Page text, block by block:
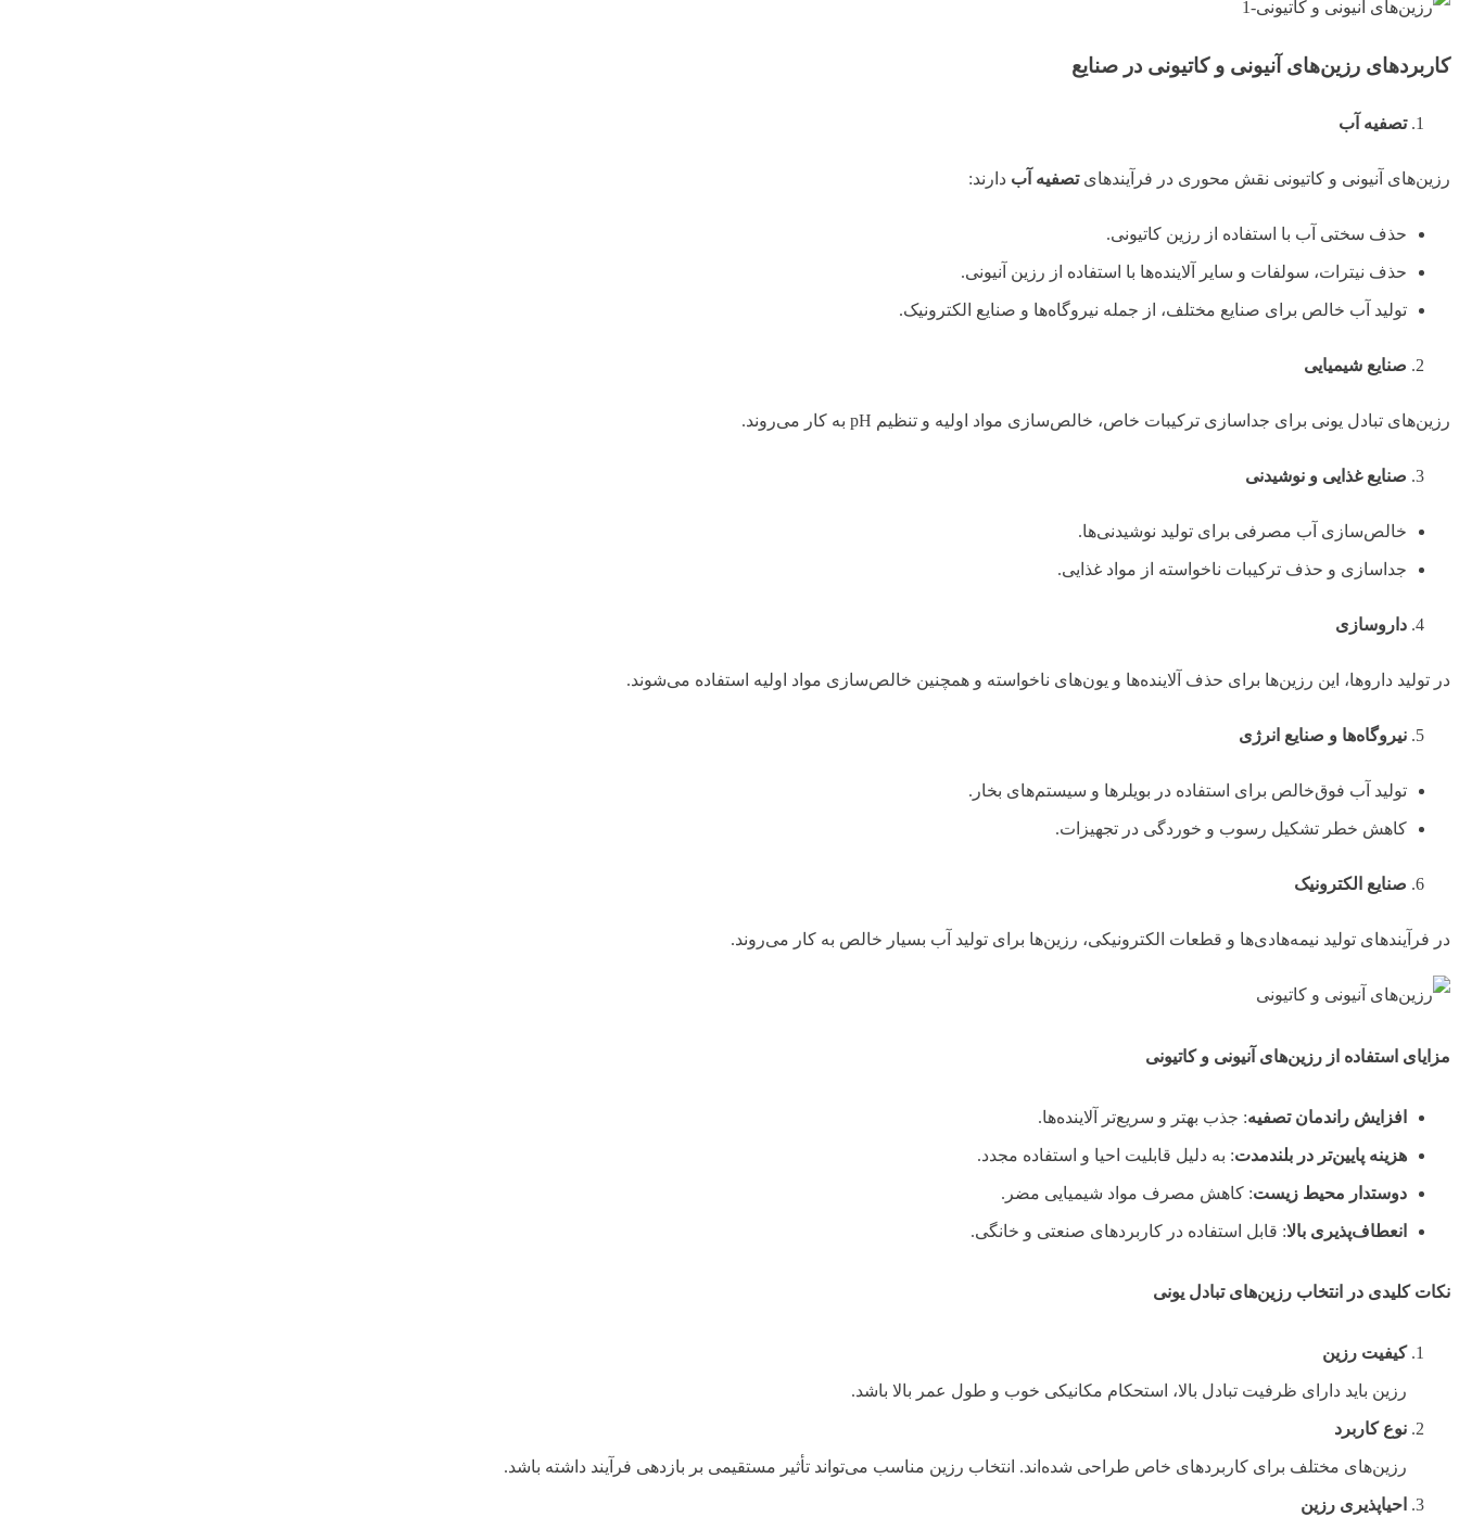
کاربردهای رزین‌های آنیونی و کاتیونی در صنایع
تصفیه آب
رزین‌های آنیونی و کاتیونی نقش محوری در فرآیندهایتصفیه آب دارند:
حذف سختی آب با استفاده از رزین کاتیونی.
حذف نیترات، سولفات و سایر آلاینده‌ها با استفاده از رزین آنیونی.
تولید آب خالص برای صنایع مختلف، از جمله نیروگاه‌ها و صنایع الکترونیک.
صنایع شیمیایی
رزین‌های تبادل یونی برای جداسازی ترکیبات خاص، خالص‌سازی مواد اولیه و تنظیم pH به کار می‌روند.
صنایع غذایی و نوشیدنی
خالص‌سازی آب مصرفی برای تولید نوشیدنی‌ها.
جداسازی و حذف ترکیبات ناخواسته از مواد غذایی.
داروسازی
در تولید داروها، این رزین‌ها برای حذف آلاینده‌ها و یون‌های ناخواسته و همچنین خالص‌سازی مواد اولیه استفاده می‌شوند.
نیروگاه‌ها و صنایع انرژی
تولید آب فوق‌خالص برای استفاده در بویلرها و سیستم‌های بخار.
کاهش خطر تشکیل رسوب و خوردگی در تجهیزات.
صنایع الکترونیک
در فرآیندهای تولید نیمه‌هادی‌ها و قطعات الکترونیکی، رزین‌ها برای تولید آب بسیار خالص به کار می‌روند.
مزایای استفاده از رزین‌های آنیونی و کاتیونی
افزایش راندمان تصفیه: جذب بهتر و سریع‌تر آلاینده‌ها.
هزینه پایین‌تر در بلندمدت: به دلیل قابلیت احیا و استفاده مجدد.
دوستدار محیط زیست: کاهش مصرف مواد شیمیایی مضر.
انعطاف‌پذیری بالا: قابل استفاده در کاربردهای صنعتی و خانگی.
نکات کلیدی در انتخاب رزین‌های تبادل یونی
کیفیت رزین
رزین باید دارای ظرفیت تبادل بالا، استحکام مکانیکی خوب و طول عمر بالا باشد.
نوع کاربرد
رزین‌های مختلف برای کاربردهای خاص طراحی شده‌اند. انتخاب رزین مناسب می‌تواند تأثیر مستقیمی بر بازدهی فرآیند داشته باشد.
احیاپذیری رزین